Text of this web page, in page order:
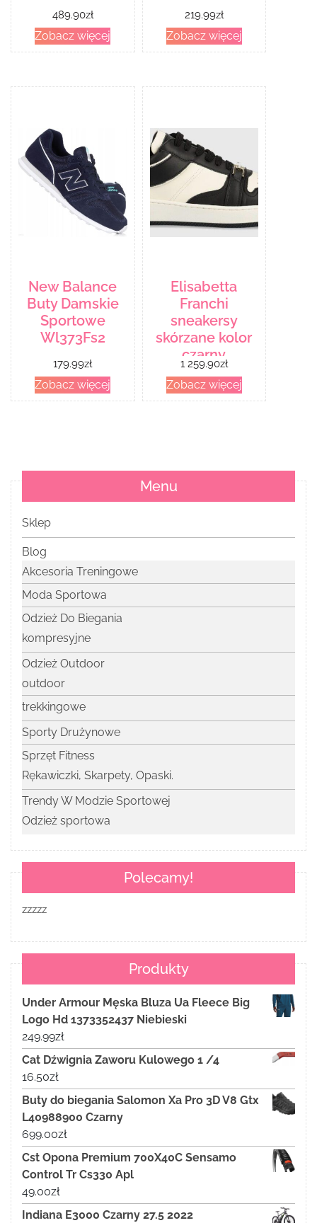
489.90zł
Zobacz więcej
219.99zł
Zobacz więcej
New Balance
Buty Damskie
Sportowe
Wl373Fs2
179.99zł
Zobacz więcej
Elisabetta
Franchi
sneakersy
skórzane kolor
czarny
1 259.90zł
Zobacz więcej
Menu
Sklep
Blog
Akcesoria Treningowe
Moda Sportowa
Odzież Do Biegania
kompresyjne
Odzież Outdoor
outdoor
trekkingowe
Sporty Drużynowe
Sprzęt Fitness
Rękawiczki, Skarpety, Opaski.
Trendy W Modzie Sportowej
Odzież sportowa
Polecamy!
zzzzz
Produkty
Under Armour Męska Bluza Ua Fleece Big
Logo Hd 1373352437 Niebieski
249.99zł
Cat Dźwignia Zaworu Kulowego 1 /4
16.50zł
Buty do biegania Salomon Xa Pro 3D V8 Gtx
L40988900 Czarny
699.00zł
Cst Opona Premium 700X40C Sensamo
Control Tr Cs330 Apl
49.00zł
Indiana E3000 Czarny 27.5 2022